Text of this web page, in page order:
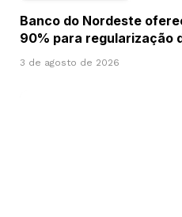
Banco do Nordeste
90% para regularização
3 de agosto de 2026